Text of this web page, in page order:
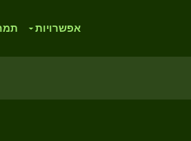
אפשרויות